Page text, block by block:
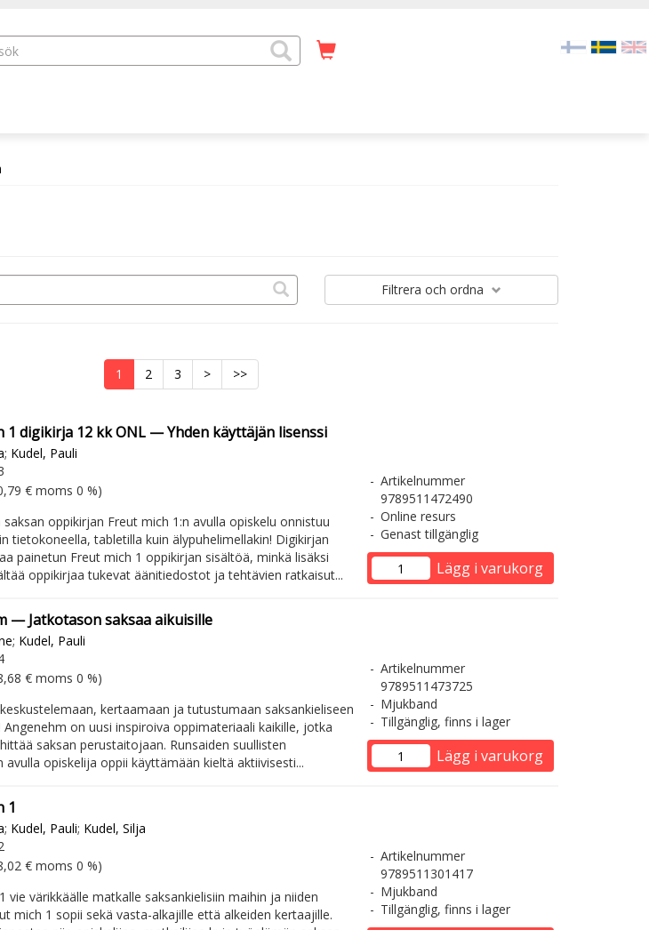
Filtrera och ordna
1 2 3 > >>
1 digikirja 12 kk ONL — Yhden käyttäjän lisenssi
; Kudel, Pauli
hinta hinta
€ moms 0 %)
saksan oppikirjan Freut mich 1:n avulla opiskelu onnistuu
tietokoneella, tabletilla kuin älypuhelimellakin! Digikirjan
painetun Freut mich 1 oppikirjan sisältöä, minkä lisäksi
oppikirjaa tukevat äänitiedostot ja tehtävien ratkaisut...
Artikelnummer
9789511472490
Online resurs
Genast tillgänglig
Lägg i varukorg
— Jatkotason saksaa aikuisille
; Kudel, Pauli
hinta hinta
€ moms 0 %)
kertaamaan ja tutustumaan saksankieliseen
Angenehm on uusi inspiroiva oppimateriaali kaikille, jotka
saksan perustaitojaan. Runsaiden suullisten
avulla opiskelija oppii käyttämään kieltä aktiivisesti...
Artikelnummer
9789511473725
Mjukband
Tillgänglig, finns i lager
Lägg i varukorg
1
; Kudel, Pauli; Kudel, Silja
hinta hinta
€ moms 0 %)
vie värikkäälle matkalle saksankielisiin maihin ja niiden
mich 1 sopii sekä vasta-alkajille että alkeiden kertaajille.
Artikelnummer
9789511301417
Mjukband
Tillgänglig, finns i lager